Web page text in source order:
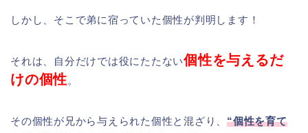
しかし、そこで弟に宿っていた個性が判明します！
それは、自分だけでは役にたたない個性を与えるだ
けの個性。
その個性が兄から与えられた個性と混ざり、“個性を育て